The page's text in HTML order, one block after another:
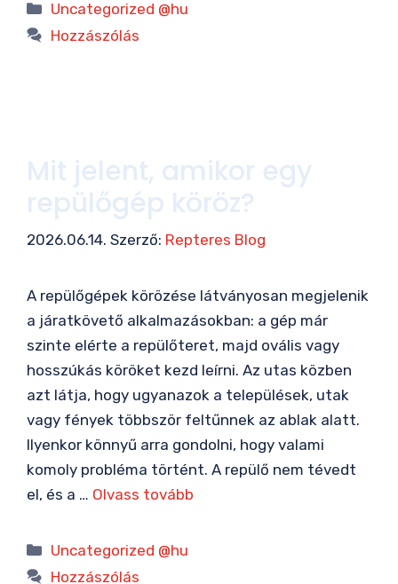
Kategória
Uncategorized @hu
Hozzászólás
Mit jelent, amikor egy
repülőgép köröz?
2026.06.14. Szerző: Repteres Blog
A repülőgépek körözése látványosan megjelenik
a járatkövető alkalmazásokban: a gép már
szinte elérte a repülőteret, majd ovális vagy
hosszúkás köröket kezd leírni. Az utas közben
azt látja, hogy ugyanazok a települések, utak
vagy fények többször feltűnnek az ablak alatt.
Ilyenkor könnyű arra gondolni, hogy valami
komoly probléma történt. A repülő nem tévedt
el, és a … Olvass tovább
Kategória
Uncategorized @hu
Hozzászólás